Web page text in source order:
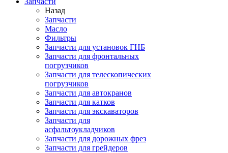
Назад
Запчасти
Масло
Фильтры
Запчасти для установок ГНБ
Запчасти для фронтальных
погрузчиков
Запчасти для телескопических
погрузчиков
Запчасти для автокранов
Запчасти для катков
Запчасти для экскаваторов
Запчасти для
асфальтоукладчиков
Запчасти для дорожных фрез
Запчасти для грейдеров